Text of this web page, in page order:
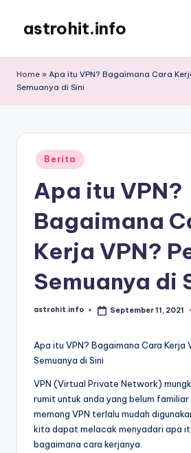
content
astrohit.info
Akurat
Home » Apa itu VPN? Bagaimana Cara
Semuanya di Sini
Posted
in
Berita
Apa itu VPN?
Bagaimana
Kerja VPN?
Semuanya di
Posted
astrohit.info September 11, 2021
Apa itu VPN? Bagaimana Cara Kerja
Semuanya di Sini
VPN (Virtual Private Network)
rumit untuk anda yang belum familiar
memang VPN terlalu mudah
kita dapat melacak menyadari apa
bagaimana cara kerjanya.